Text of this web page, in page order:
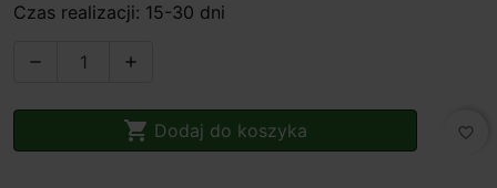
Czas realizacji: 15-30 dni
 
 Dodaj do koszyka favorite_border